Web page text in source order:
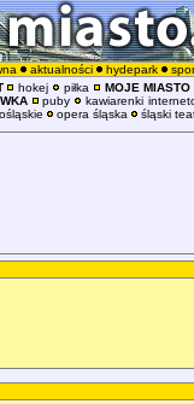
aktualności hydepark
hokej piłka
MOJE MIASTO
puby
kawiarenki
opera śląska śląski